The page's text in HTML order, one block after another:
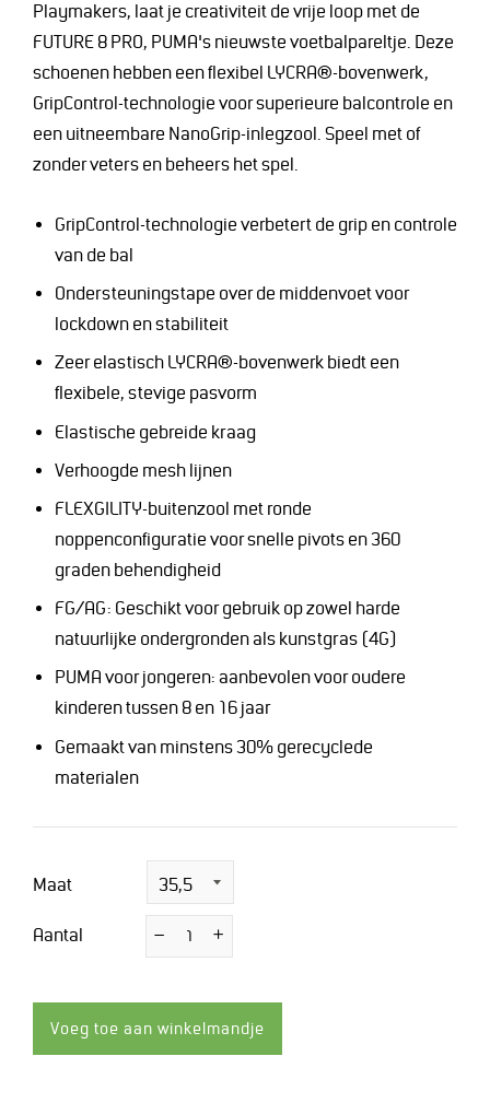
Playmakers, laat je creativiteit de vrije loop met de
FUTURE 8 PRO, PUMA's nieuwste voetbalpareltje. Deze
schoenen hebben een flexibel LYCRA®-bovenwerk,
GripControl-technologie voor superieure balcontrole en
een uitneembare NanoGrip-inlegzool. Speel met of
zonder veters en beheers het spel.
GripControl-technologie verbetert de grip en controle
van de bal
Ondersteuningstape over de middenvoet voor
lockdown en stabiliteit
Zeer elastisch LYCRA®-bovenwerk biedt een
flexibele, stevige pasvorm
Elastische gebreide kraag
Verhoogde mesh lijnen
FLEXGILITY-buitenzool met ronde
noppenconfiguratie voor snelle pivots en 360
graden behendigheid
FG/AG: Geschikt voor gebruik op zowel harde
natuurlijke ondergronden als kunstgras (4G)
PUMA voor jongeren: aanbevolen voor oudere
kinderen tussen 8 en 16 jaar
Gemaakt van minstens 30% gerecyclede
materialen
Maat
Aantal
met
met
Voeg toe aan winkelmandje